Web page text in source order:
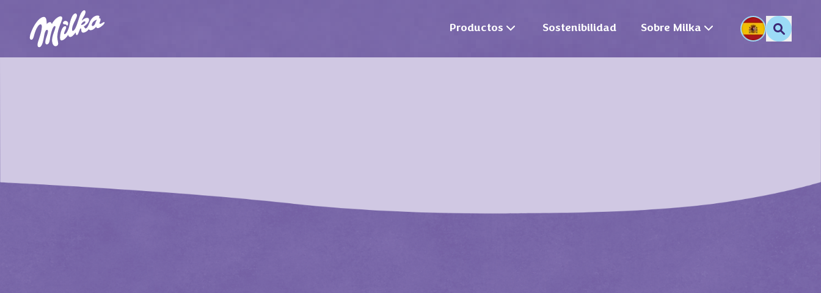
Productos Sostenibilidad Sobre Milka